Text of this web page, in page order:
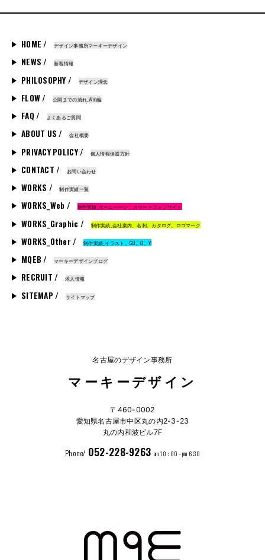
HOME / デザイン事務所マーキーデザイン
NEWS / 新着情報
PHILOSOPHY / デザイン理念
FLOW / 公開までの流れ_Web編
FAQ / よくあるご質問
ABOUT US / 会社概要
PRIVACY POLICY / 個人情報保護方針
CONTACT / お問い合わせ
WORKS / 制作実績一覧
WORKS_Web / 制作実績_ホームページ、スマートフォンサイト
WORKS_Graphic / 制作実績_会社案内、名刺、カタログ、ロゴマーク
WORKS_Other / 制作実績_イラスト、GUI、CI、VI
MQEB / マーキーデザインブログ
RECRUIT / 求人情報
SITEMAP / サイトマップ
名古屋のデザイン事務所
マーキーデザイン
〒460-0002
愛知県名古屋市中区丸の内2-3-23
丸の内和波ビル7F
Phone/ 052-228-9263 am 10 : 00 - pm 6:30